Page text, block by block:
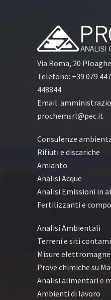
Via Roma, 20
Telefono: +39 079
448844
Email:
prochemsrl@pec.it
Consulenze
Rifiuti e discariche
Amianto
Analisi Acque
Analisi Emissioni in
Fertilizzanti e
Analisi Ambientali
Terreni e siti
Misure
Prove chimiche su
Analisi alimentari e
Ambienti di lavoro